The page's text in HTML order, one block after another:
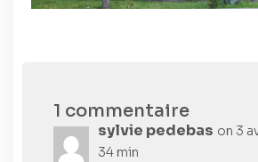
1 commentaire
sylvie pedebas on 3
34 min